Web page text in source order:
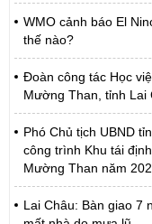
WMO cảnh báo El
thế nào?
Đoàn công tác Học
Mường Than, tỉnh Lai
Phó Chủ tịch UBND
công trình Khu tái
Mường Than năm
Lai Châu: Bàn giao 7